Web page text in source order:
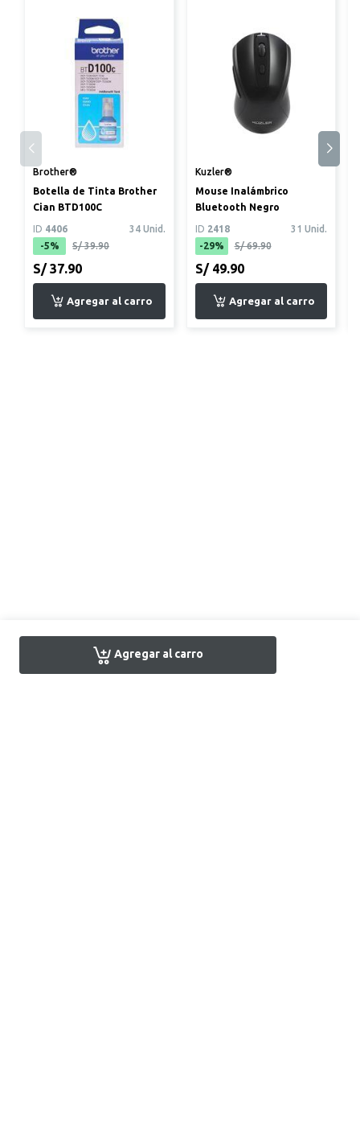
Agregar al carro
Brother®
Botella de Tinta Brother
Cian BTD100C
ID 4406
34 Unid.
-5%
S/ 39.90
S/ 37.90
Kuzler®
Mouse Inalámbrico
Bluetooth Negro
ID 2418
31 Unid.
-29%
S/ 69.90
S/ 49.90